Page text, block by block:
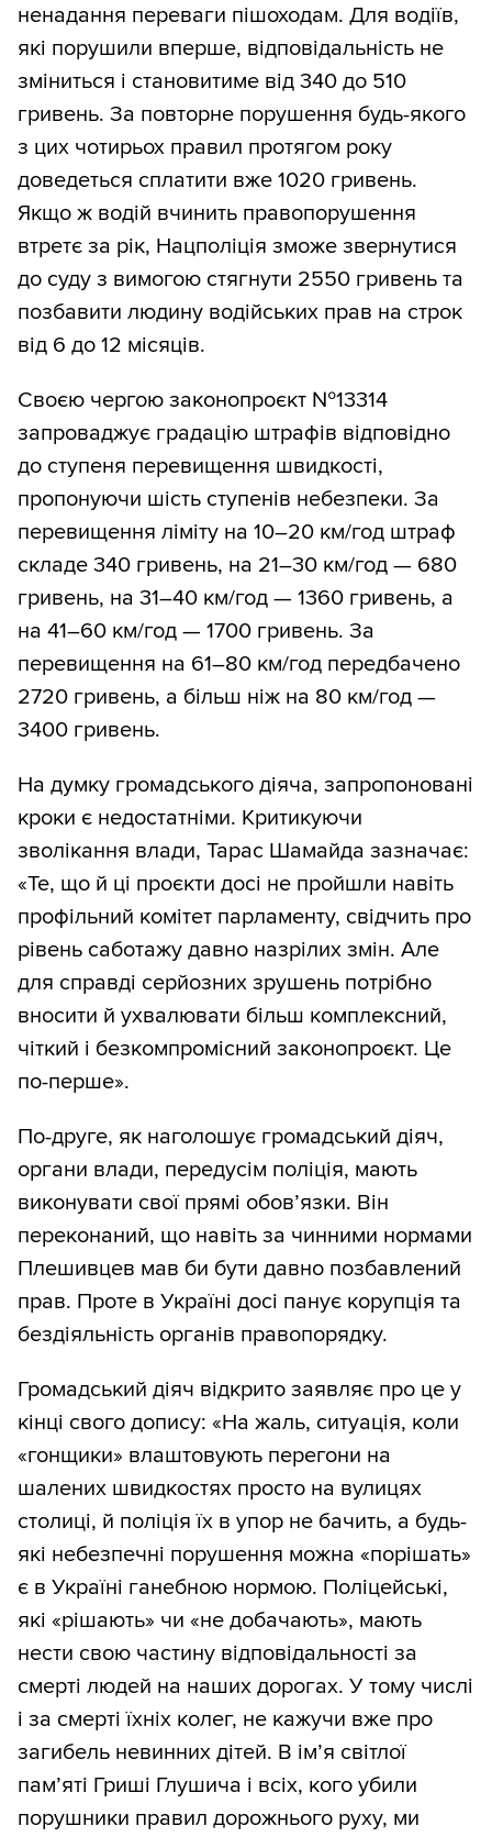
ненадання переваги пішоходам. Для водіїв,
які порушили вперше, відповідальність не
зміниться і становитиме від 340 до 510
гривень. За повторне порушення будь-якого
з цих чотирьох правил протягом року
доведеться сплатити вже 1020 гривень.
Якщо ж водій вчинить правопорушення
втретє за рік, Нацполіція зможе звернутися
до суду з вимогою стягнути 2550 гривень та
позбавити людину водійських прав на строк
від 6 до 12 місяців.
Своєю чергою законопроєкт №13314
запроваджує градацію штрафів відповідно
до ступеня перевищення швидкості,
пропонуючи шість ступенів небезпеки. За
перевищення ліміту на 10–20 км/год штраф
складе 340 гривень, на 21–30 км/год — 680
гривень, на 31–40 км/год — 1360 гривень, а
на 41–60 км/год — 1700 гривень. За
перевищення на 61–80 км/год передбачено
2720 гривень, а більш ніж на 80 км/год —
3400 гривень.
На думку громадського діяча, запропоновані
кроки є недостатніми. Критикуючи
зволікання влади, Тарас Шамайда зазначає:
«Те, що й ці проєкти досі не пройшли навіть
профільний комітет парламенту, свідчить про
рівень саботажу давно назрілих змін. Але
для справді серйозних зрушень потрібно
вносити й ухвалювати більш комплексний,
чіткий і безкомпромісний законопроєкт. Це
по-перше».
По-друге, як наголошує громадський діяч,
органи влади, передусім поліція, мають
виконувати свої прямі обов’язки. Він
переконаний, що навіть за чинними нормами
Плешивцев мав би бути давно позбавлений
прав. Проте в Україні досі панує корупція та
бездіяльність органів правопорядку.
Громадський діяч відкрито заявляє про це у
кінці свого допису: «На жаль, ситуація, коли
«гонщики» влаштовують перегони на
шалених швидкостях просто на вулицях
столиці, й поліція їх в упор не бачить, а будь-
які небезпечні порушення можна «порішать»
є в Україні ганебною нормою. Поліцейські,
які «рішають» чи «не добачають», мають
нести свою частину відповідальності за
смерті людей на наших дорогах. У тому числі
і за смерті їхніх колег, не кажучи вже про
загибель невинних дітей. В ім’я світлої
пам’яті Гриші Глушича і всіх, кого убили
порушники правил дорожнього руху, ми